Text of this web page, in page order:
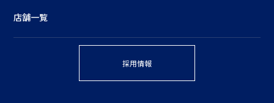
店舗一覧
採用情報